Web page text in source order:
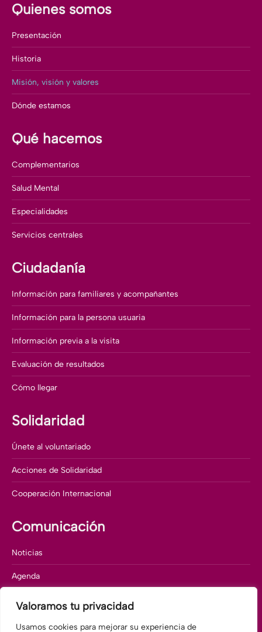
Valoramos tu privacidad
Usamos cookies para mejorar su experiencia de
Quienes somos
Presentación
Historia
Misión, visión y valores
Dónde estamos
Qué hacemos
Complementarios
Salud Mental
Especialidades
Servicios centrales
Ciudadanía
Información para familiares y acompañantes
Información para la persona usuaria
Información previa a la visita
Evaluación de resultados
Cómo llegar
Solidaridad
Únete al voluntariado
Acciones de Solidaridad
Cooperación Internacional
Comunicación
Noticias
Agenda
Memorias corporativas
Departamento de comunicación